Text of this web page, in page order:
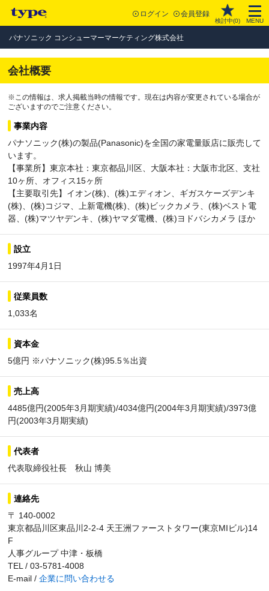
ログイン 会員登録
検討中(0) MENU
パナソニック コンシューマーマーケティング株式会社
会社概要
※この情報は、求人掲載当時の情報です。現在は内容が変更されている場合が
ございますのでご注意ください。
事業内容
パナソニック(株)の製品(Panasonic)を全国の家電量販店に販売して
います。
【事業所】東京本社：東京都品川区、大阪本社：大阪市北区、支社
10ヶ所、オフィス15ヶ所
【主要取引先】イオン(株)、(株)エディオン、ギガスケーズデンキ
(株)、(株)コジマ、上新電機(株)、(株)ビックカメラ、(株)ベスト電
器、(株)マツヤデンキ、(株)ヤマダ電機、(株)ヨドバシカメラ ほか
設立
1997年4月1日
従業員数
1,033名
資本金
5億円 ※パナソニック(株)95.5％出資
売上高
4485億円(2005年3月期実績)/4034億円(2004年3月期実績)/3973億
円(2003年3月期実績)
代表者
代表取締役社長 秋山 博美
連絡先
〒 140-0002
東京都品川区東品川2-2-4 天王洲ファーストタワー(東京MIビル)14
F
人事グループ 中津・板橋
TEL / 03-5781-4008
E-mail / 企業に問い合わせる